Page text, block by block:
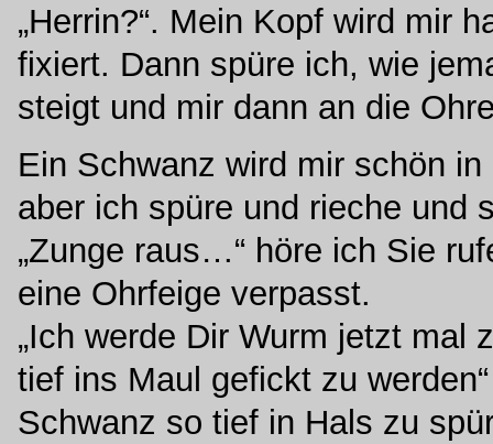
„Herrin?“. Mein Kopf wird mir
fixiert. Dann spüre ich, wie
steigt und mir dann an die
Ein Schwanz wird mir schön
aber ich spüre und rieche und
„Zunge raus…“ höre ich Sie
eine Ohrfeige verpasst.
„Ich werde Dir Wurm jetzt mal
tief ins Maul gefickt zu
Schwanz so tief in Hals zu